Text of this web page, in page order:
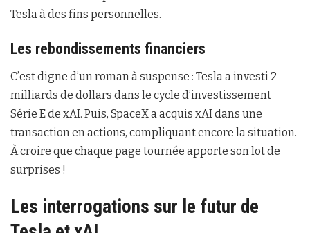
Tesla à des fins personnelles.
Les rebondissements financiers
C’est digne d’un roman à suspense : Tesla a investi 2
milliards de dollars dans le cycle d’investissement
Série E de xAI. Puis, SpaceX a acquis xAI dans une
transaction en actions, compliquant encore la situation.
À croire que chaque page tournée apporte son lot de
surprises !
Les interrogations sur le futur de